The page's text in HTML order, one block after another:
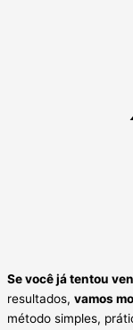
Se você já tentou
resultados, vamos
método simples,